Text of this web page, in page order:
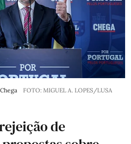
FOTO: MIGUEL A. LOPES/LUSA
de